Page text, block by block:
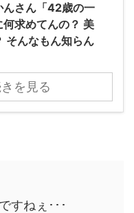
んさん「42歳の一
求めてんの？ 美
そんなもん知らん
を見る
すねぇ･･･